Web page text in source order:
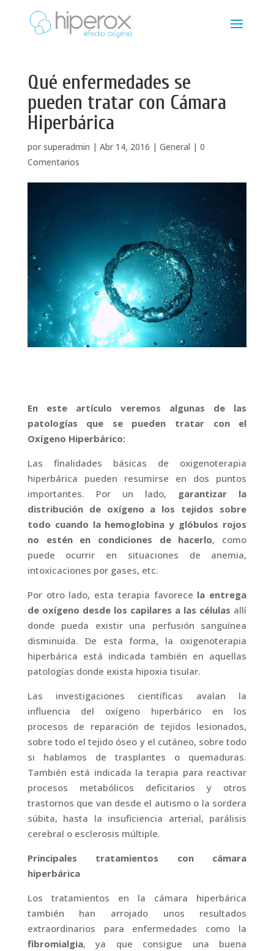
Qué enfermedades se
pueden tratar con Cámara
Hiperbárica
por superadmin | Abr 14, 2016 | General | 0
Comentarios
En este artículo veremos algunas de las
patologías que se pueden tratar con el
Oxígeno Hiperbárico:
Las finalidades básicas de oxigenoterapia
hiperbárica pueden resumirse en dos puntos
importantes. Por un lado, garantizar la
distribución de oxígeno a los tejidos sobre
todo cuando la hemoglobina y glóbulos rojos
no estén en condiciones de hacerlo, como
puede ocurrir en situaciones de anemia,
intoxicaciones por gases, etc.
Por otro lado, esta terapia favorece la entrega
de oxígeno desde los capilares a las células allí
donde pueda existir una perfusión sanguínea
disminuida. De esta forma, la oxigenoterapia
hiperbárica está indicada también en aquellas
patologías donde exista hipoxia tisular.
Las investigaciones científicas avalan la
influencia del oxígeno hiperbárico en los
procesos de reparación de tejidos lesionados,
sobre todo el tejido óseo y el cutáneo, sobre todo
si hablamos de trasplantes o quemaduras.
También está indicada la terapia para reactivar
procesos metabólicos deficitarios y otros
trastornos que van desde el autismo o la sordera
súbita, hasta la insuficiencia arterial, parálisis
cerebral o esclerosis múltiple.
Principales tratamientos con cámara
hiperbárica
Los tratamientos en la cámara hiperbárica
también han arrojado unos resultados
extraordinarios para enfermedades como la
fibromialgia, ya que consigue una buena